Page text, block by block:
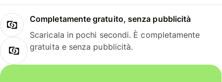
Completamente gratuito, senza pubblicità
Scaricala in pochi secondi. È completamente
gratuita e senza pubblicità.